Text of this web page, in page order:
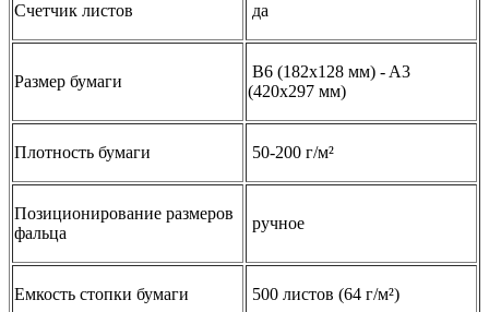
Счетчик листов да
Размер бумаги
B6 (182x128 мм) - A3
(420x297 мм)
Плотность бумаги 50-200 г/м²
Позиционирование размеров
фальца
ручное
Емкость стопки бумаги 500 листов (64 г/м²)